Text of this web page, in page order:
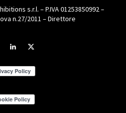
s.r.l. – P.IVA 01253850992 –
n.27/2011 – Direttore